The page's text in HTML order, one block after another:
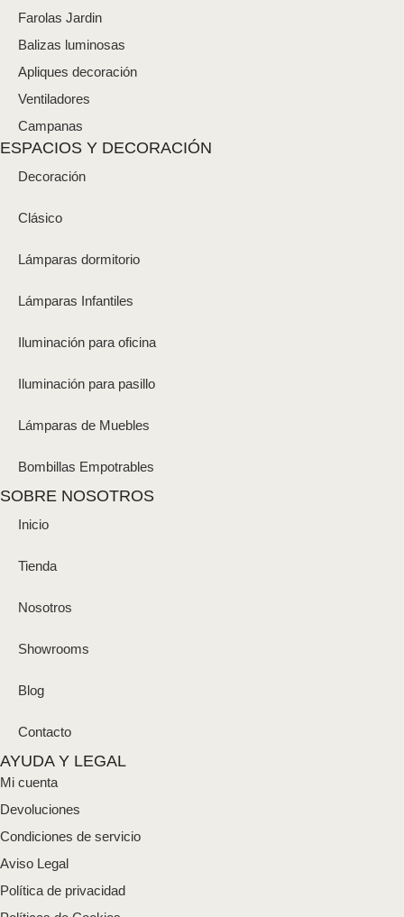
Farolas Jardin
Balizas luminosas
Apliques decoración
Ventiladores
Campanas
ESPACIOS Y DECORACIÓN
Decoración
Clásico
Lámparas dormitorio
Lámparas Infantiles
Iluminación para oficina
Iluminación para pasillo
Lámparas de Muebles
Bombillas Empotrables
SOBRE NOSOTROS
Inicio
Tienda
Nosotros
Showrooms
Blog
Contacto
AYUDA Y LEGAL
Mi cuenta
Devoluciones
Condiciones de servicio
Aviso Legal
Política de privacidad